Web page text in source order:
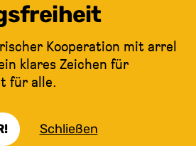
Kooperation mit arrel
klares Zeichen für
für alle.
Schließen